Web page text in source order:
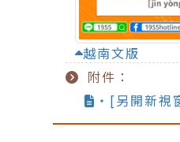
越南文版
附件：
‧[另開新視